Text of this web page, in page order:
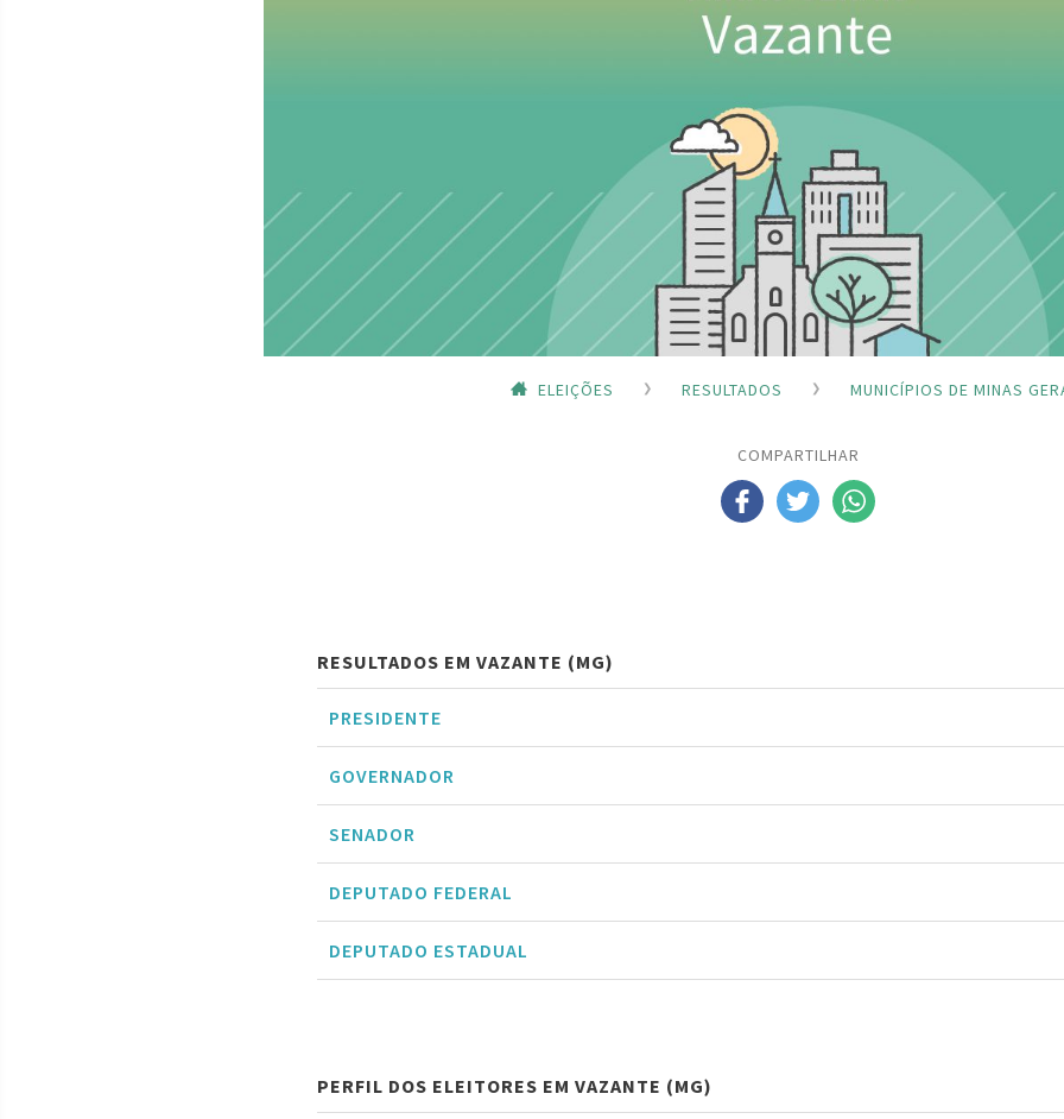
ELEIÇÕES RESULTADOS MUNICÍPIOS DE MINAS
COMPARTILHAR
RESULTADOS EM VAZANTE (MG)
PRESIDENTE
GOVERNADOR
SENADOR
DEPUTADO FEDERAL
DEPUTADO ESTADUAL
PERFIL DOS ELEITORES EM VAZANTE (MG)